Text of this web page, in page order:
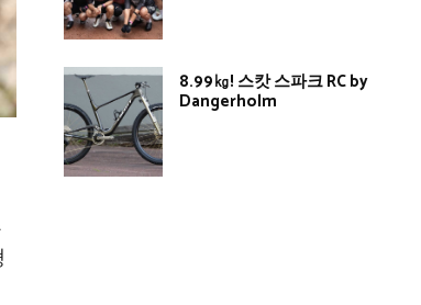
8.99㎏! 스캇 스파크 RC by
Dangerholm